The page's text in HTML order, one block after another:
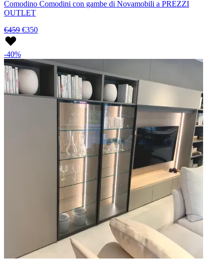
Comodino Comodini con gambe di Novamobili a PREZZI
OUTLET
€459 €350
-40%